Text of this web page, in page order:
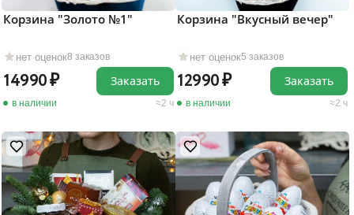
нет оценок8 заказов
Корзина "Золото №1"
14990
в наличии 2 ч
Заказать
нет оценок5 заказов
Корзина "Вкусный вечер"
12990
в наличии 2 ч
Заказать